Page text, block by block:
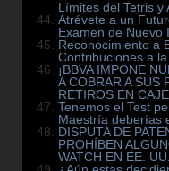
Límites del Tetris y
Atrévete a un
Examen de Nuevo
Reconocimiento a
Contribuciones a
¡BBVA IMPONE
A COBRAR A SUS
RETIROS EN
Tenemos el Test
Maestría deberías
DISPUTA DE
PROHÍBEN
WATCH EN EE. UU.